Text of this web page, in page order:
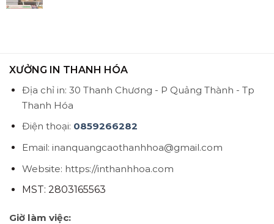
XƯỞNG IN THANH HÓA
Địa chỉ in: 30 Thanh Chương - P Quảng Thành - Tp
Thanh Hóa
Điện thoại: 0859266282
Email: inanquangcaothanhhoa@gmail.com
Website: https://inthanhhoa.com
MST: 2803165563
Giờ làm việc: